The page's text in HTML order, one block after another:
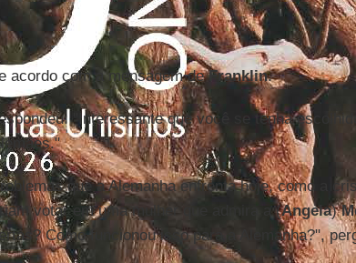
acordo com a mensagem deFranklin.
"Interessante que você se tenha
que a Alemanha enfrenta hoje, como a
votar em uma mulher que admira a (Angela)
Como funcionou isso para a Alemanha?",